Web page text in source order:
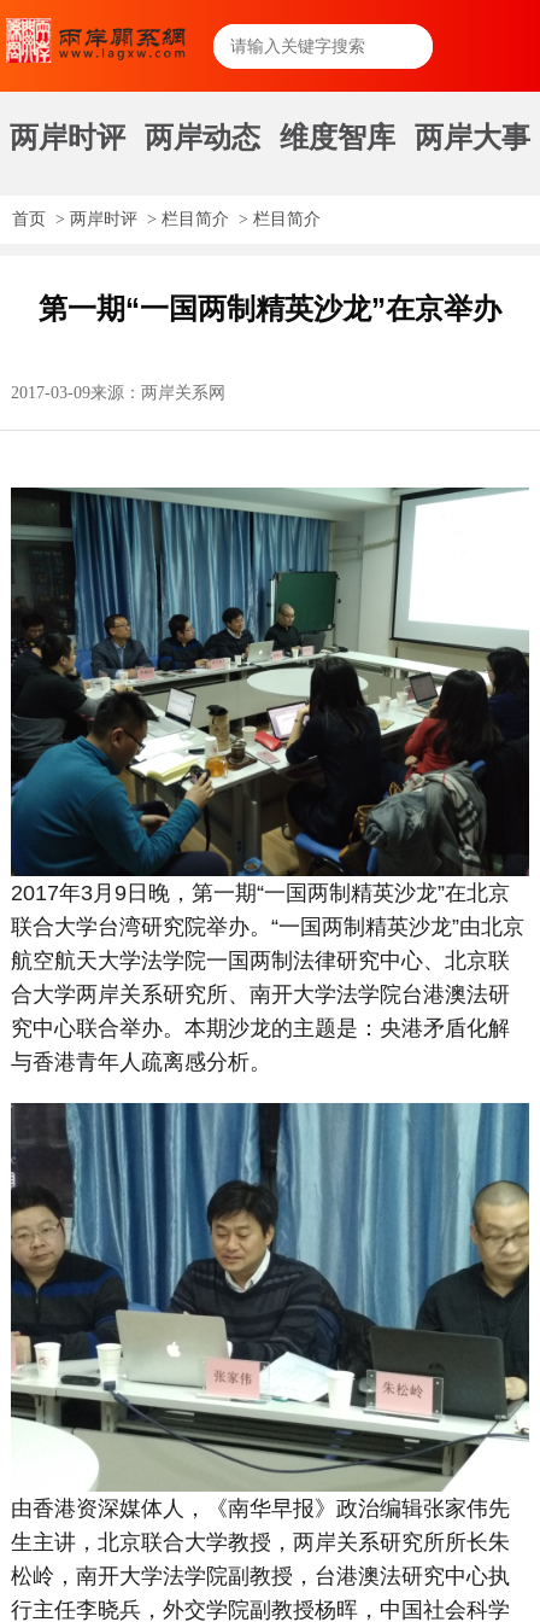
两岸时评 两岸动态 维度智库 两岸大事
首页 > 两岸时评 > 栏目简介 > 栏目简介
第一期“一国两制精英沙龙”在京举办
2017-03-09来源：两岸关系网
2017年3月9日晚，第一期“一国两制精英沙龙”在北京
联合大学台湾研究院举办。“一国两制精英沙龙”由北京
航空航天大学法学院一国两制法律研究中心、北京联
合大学两岸关系研究所、南开大学法学院台港澳法研
究中心联合举办。本期沙龙的主题是：央港矛盾化解
与香港青年人疏离感分析。
由香港资深媒体人，《南华早报》政治编辑张家伟先
生主讲，北京联合大学教授，两岸关系研究所所长朱
松岭，南开大学法学院副教授，台港澳法研究中心执
行主任李晓兵，外交学院副教授杨晖，中国社会科学